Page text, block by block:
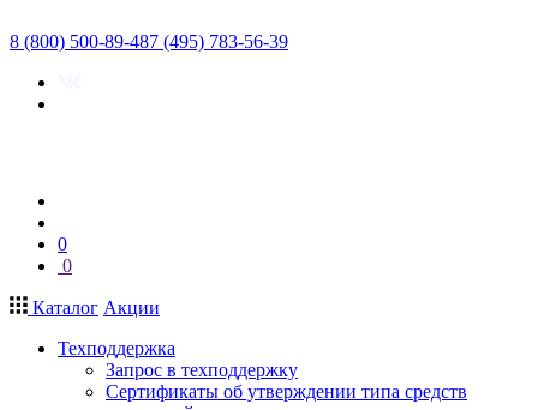
8 (800) 500-89-487 (495) 783-56-39
0
0
Каталог Акции
Техподдержка
Запрос в техподдержку
Сертификаты об утверждении типа средств